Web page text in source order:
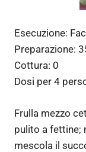
Esecuzione:
Preparazione:
Cottura: 0
Dosi per 4
Frulla mezzo
pulito a fettine;
mescola il